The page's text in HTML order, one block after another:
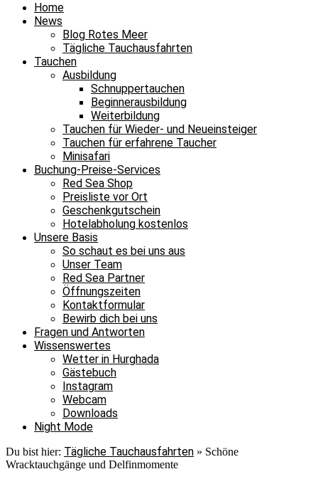
Home
News
Blog Rotes Meer
Tägliche Tauchausfahrten
Tauchen
Ausbildung
Schnuppertauchen
Beginnerausbildung
Weiterbildung
Tauchen für Wieder- und Neueinsteiger
Tauchen für erfahrene Taucher
Minisafari
Buchung-Preise-Services
Red Sea Shop
Preisliste vor Ort
Geschenkgutschein
Hotelabholung kostenlos
Unsere Basis
So schaut es bei uns aus
Unser Team
Red Sea Partner
Öffnungszeiten
Kontaktformular
Bewirb dich bei uns
Fragen und Antworten
Wissenswertes
Wetter in Hurghada
Gästebuch
Instagram
Webcam
Downloads
Night Mode
Du bist hier: Tägliche Tauchausfahrten » Schöne
Wracktauchgänge und Delfinmomente